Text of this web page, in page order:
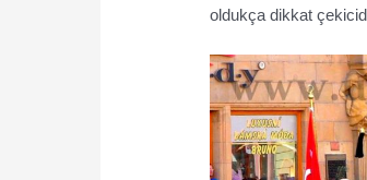
oldukça dikkat